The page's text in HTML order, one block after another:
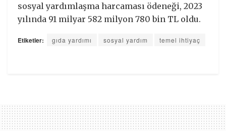
sosyal yardımlaşma harcaması ödeneği, 2023
yılında 91 milyar 582 milyon 780 bin TL oldu.
Etiketler: gıda yardımı sosyal yardım temel ihtiyaç